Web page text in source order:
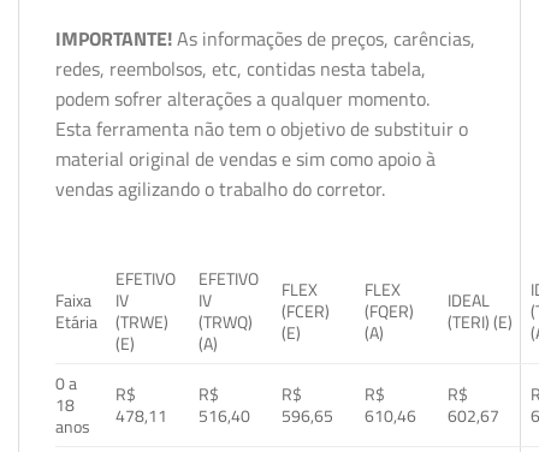
IMPORTANTE!As informações de preços, carências,
redes, reembolsos, etc, contidas nesta tabela,
podem sofrer alterações a qualquer momento.
Esta ferramenta não tem o objetivo de substituir o
material original de vendas e sim como apoio à
vendas agilizando o trabalho do corretor.
Faixa
Etária
EFETIVO
IV
(TRWE)
(E)
EFETIVO
IV
(TRWQ)
(A)
FLEX
(FCER)
(E)
FLEX
(FQER)
(A)
IDEAL
(TERI) (E)
0 a
18
anos
R$
478,11
R$
516,40
R$
596,65
R$
610,46
R$
602,67